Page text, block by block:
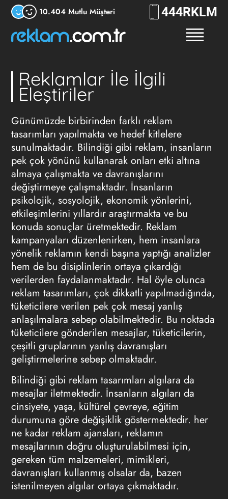
10.404 Mutlu Müşteri 444RKLM
Reklamlar İle İlgili
Eleştiriler
Günümüzde birbirinden farklı reklam
tasarımları yapılmakta ve hedef kitlelere
sunulmaktadır. Bilindiği gibi reklam, insanların
pek çok yönünü kullanarak onları etki altına
almaya çalışmakta ve davranışlarını
değiştirmeye çalışmaktadır. İnsanların
psikolojik, sosyolojik, ekonomik yönlerini,
etkileşimlerini yıllardır araştırmakta ve bu
konuda sonuçlar üretmektedir. Reklam
kampanyaları düzenlenirken, hem insanlara
yönelik reklamın kendi başına yaptığı analizler
hem de bu disiplinlerin ortaya çıkardığı
verilerden faydalanmaktadır. Hal öyle olunca
reklam tasarımları, çok dikkatli yapılmadığında,
tüketicilere verilen pek çok mesaj yanlış
anlaşılmalara sebep olabilmektedir. Bu noktada
tüketicilere gönderilen mesajlar, tüketicilerin,
çeşitli gruplarının yanlış davranışları
geliştirmelerine sebep olmaktadır.
Bilindiği gibi reklam tasarımları algılara da
mesajlar iletmektedir. İnsanların algıları da
cinsiyete, yaşa, kültürel çevreye, eğitim
durumuna göre değişiklik göstermektedir. her
ne kadar reklam ajansları, reklamın
mesajlarının doğru oluşturulabilmesi için,
gereken tüm malzemeleri, mimikleri,
davranışları kullanmış olsalar da, bazen
istenilmeyen algılar ortaya çıkmaktadır.